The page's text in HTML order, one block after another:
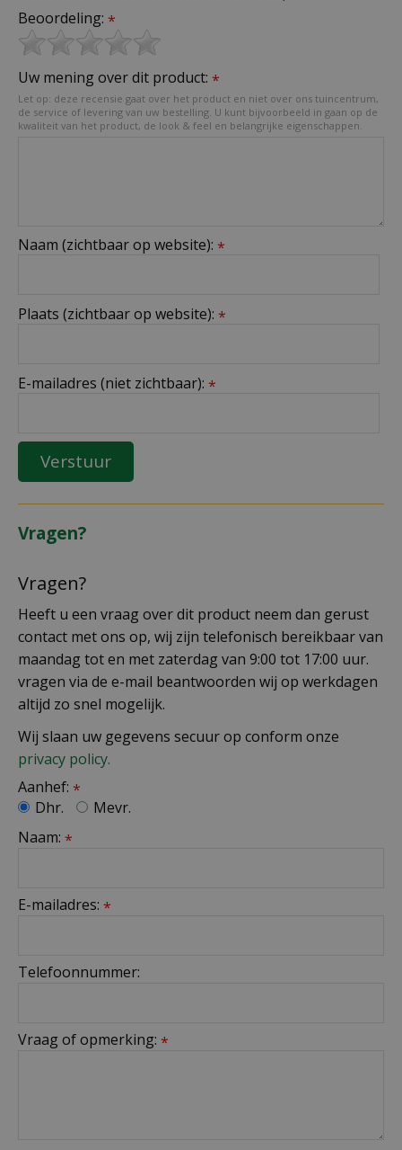
Beoordeling: *
Uw mening over dit product: *
Let op: deze recensie gaat over het product en niet over ons tuincentrum,
de service of levering van uw bestelling. U kunt bijvoorbeeld in gaan op de
kwaliteit van het product, de look & feel en belangrijke eigenschappen.
Naam (zichtbaar op website): *
Plaats (zichtbaar op website): *
E-mailadres (niet zichtbaar): *
Vragen?
Vragen?
Heeft u een vraag over dit product neem dan gerust
contact met ons op, wij zijn telefonisch bereikbaar van
maandag tot en met zaterdag van 9:00 tot 17:00 uur.
vragen via de e-mail beantwoorden wij op werkdagen
altijd zo snel mogelijk.
Wij slaan uw gegevens secuur op conform onze
privacy policy.
Aanhef: *
Dhr.
Mevr.
Naam: *
E-mailadres: *
Telefoonnummer:
Vraag of opmerking: *